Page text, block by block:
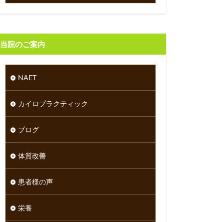
当院のご案内
NAET
カイロプラクティック
ブログ
体質改善
患者様の声
栄養